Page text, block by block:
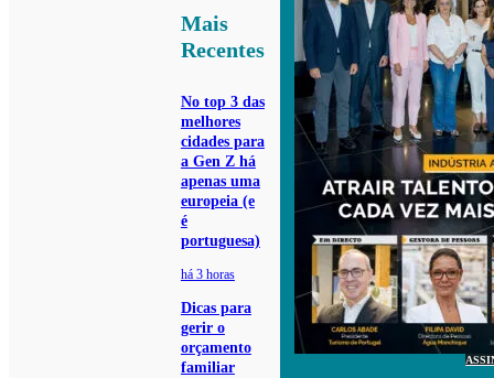
Mais
Recentes
No top 3 das
melhores
cidades para
a Gen Z há
apenas uma
europeia (e
é
portuguesa)
há 3 horas
Dicas para
gerir o
orçamento
familiar